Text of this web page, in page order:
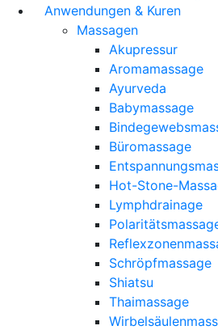
Anwendungen & Kuren
Massagen
Akupressur
Aromamassage
Ayurveda
Babymassage
Büromassage
Hot-Stone-
Lymphdrainage
Schröpfmassage
Shiatsu
Thaimassage